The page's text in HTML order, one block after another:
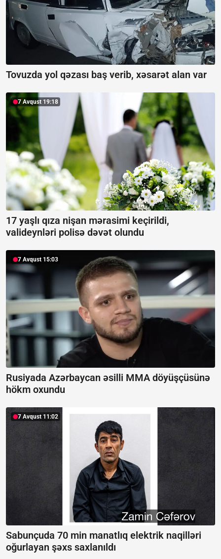
Tovuzda yol qəzası baş verib, xəsarət alan var
7 Avqust 19:18
17 yaşlı qıza nişan mərasimi keçirildi,
valideynləri polisə dəvət olundu
7 Avqust 15:03
Rusiyada Azərbaycan əsilli MMA döyüşçüsünə
hökm oxundu
7 Avqust 11:02
Sabunçuda 70 min manatlıq elektrik naqilləri
oğurlayan şəxs saxlanıldı